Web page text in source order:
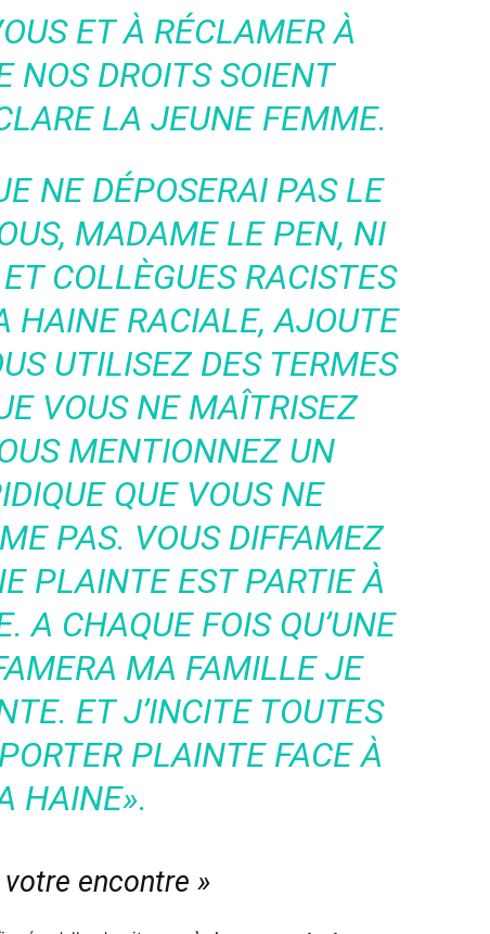
ET À RÉCLAMER À
NOS DROITS SOIENT
LA JEUNE FEMME.
NE DÉPOSERAI PAS LE
MADAME LE PEN, NI
COLLÈGUES RACISTES
HAINE RACIALE, AJOUTE
UTILISEZ DES TERMES
VOUS NE MAÎTRISEZ
MENTIONNEZ UN
QUE VOUS NE
PAS. VOUS DIFFAMEZ
PLAINTE EST PARTIE À
A CHAQUE FOIS QU’UNE
MA FAMILLE JE
ET J’INCITE TOUTES
PLAINTE FACE À
HAINE».
encontre »